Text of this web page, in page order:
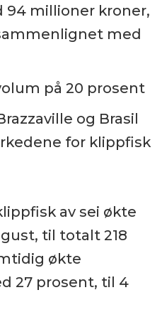
94 millioner kroner,
med
på 20 prosent
og Brasil
for klippfisk
av sei økte
til totalt 218
økte
27 prosent, til 4